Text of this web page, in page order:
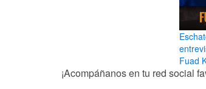
Fuad
¡Acompáñanos en tu red social